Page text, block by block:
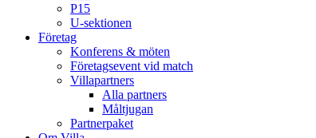
P15
U-sektionen
Företag
Konferens & möten
Företagsevent vid match
Villapartners
Alla partners
Måltjugan
Partnerpaket